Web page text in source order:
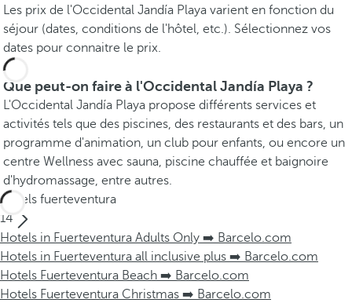
Les prix de l'Occidental Jandía Playa varient en fonction du
séjour (dates, conditions de l'hôtel, etc.). Sélectionnez vos
dates pour connaitre le prix.
Que peut-on faire à l'Occidental Jandía Playa ?
L'Occidental Jandía Playa propose différents services et
activités tels que des piscines, des restaurants et des bars, un
programme d'animation, un club pour enfants, ou encore un
centre Wellness avec sauna, piscine chauffée et baignoire
d'hydromassage, entre autres.
Hôtels fuerteventura
14
Hotels in Fuerteventura Adults Only ➡️ Barcelo.com
Hotels in Fuerteventura all inclusive plus ➡️ Barcelo.com
Hotels Fuerteventura Beach ➡️ Barcelo.com
Hotels Fuerteventura Christmas ➡️ Barcelo.com